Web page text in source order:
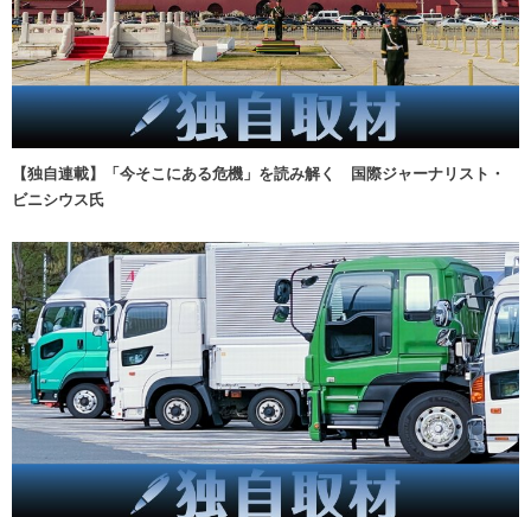
【独自連載】「今そこにある危機」を読み解く 国際ジャーナリスト・
ビニシウス氏